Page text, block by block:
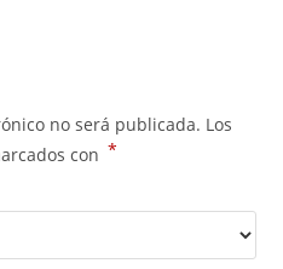
no será publicada. Los
con *